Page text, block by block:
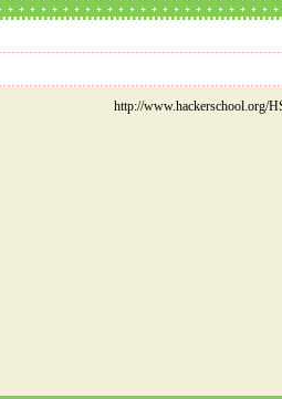
http://www.hackerschool.org/